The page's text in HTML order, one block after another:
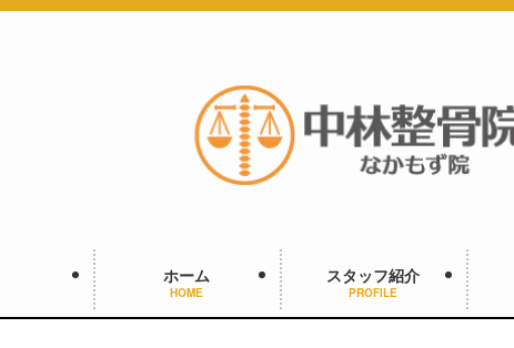
ホーム
HOME
スタッフ紹介
PROFILE